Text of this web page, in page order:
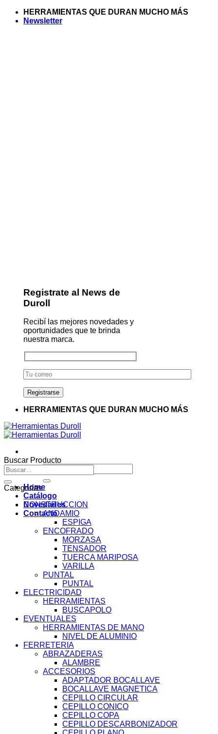
Saltar
HERRAMIENTAS QUE DURAN MUCHO MÁS
Newsletter
Registrate al News de
Duroll
Recibí las mejores novedades y
oportunidades que te brinda
nuestra marca.
HERRAMIENTAS QUE DURAN MUCHO MÁS
Buscar
por:
Home
Catálogo
Novedades
Contacto
Buscar Producto
Buscar
por:
Categorías
CONSTRUCCION
ANDAMIO
ESPIGA
ENCOFRADO
MORZASA
TENSADOR
TUERCA MARIPOSA
VARILLA
PUNTAL
PUNTAL
ELECTRICIDAD
HERRAMIENTAS
BUSCAPOLO
EVENTUALES
HERRAMIENTAS DE MANO
NIVEL DE ALUMINIO
FERRETERIA
ABRAZADERAS
ALAMBRE
ACCESORIOS
ADAPTADOR BOCALLAVE
BOCALLAVE MAGNETICA
CEPILLO CIRCULAR
CEPILLO CONICO
CEPILLO COPA
CEPILLO DESCARBONIZADOR